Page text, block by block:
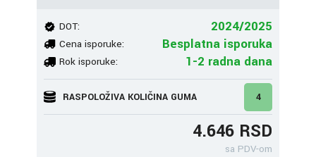
DOT: 2024/2025
Cena isporuke: Besplatna isporuka
Rok isporuke: 1-2 radna dana
RASPOLOŽIVA KOLIČINA GUMA 4
4.646 RSD
sa PDV-om